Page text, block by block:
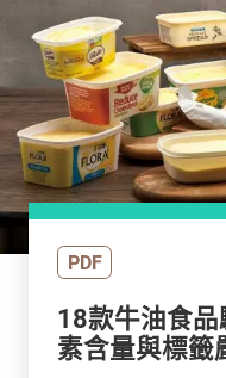
PDF
18款牛油食品驗出
素含量與標籤